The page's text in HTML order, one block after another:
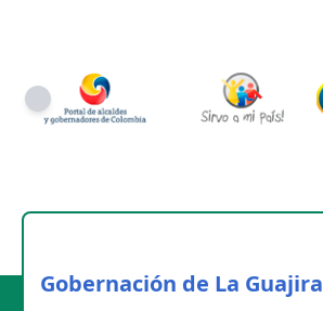
Gobernación de La Guajira